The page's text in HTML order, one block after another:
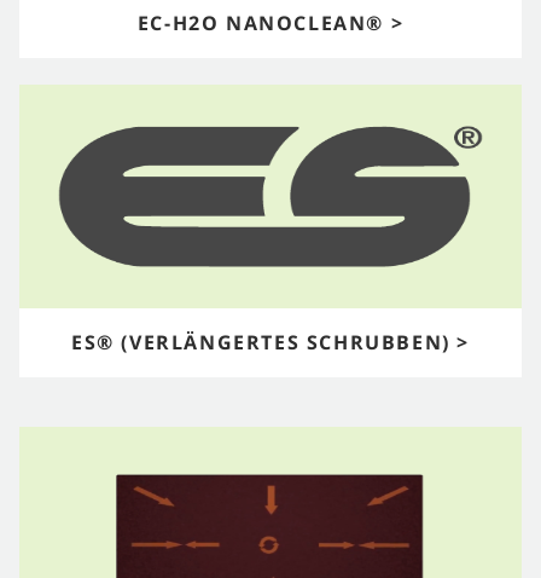
EC-H2O NANOCLEAN® >
ES® (VERLÄNGERTES SCHRUBBEN) >